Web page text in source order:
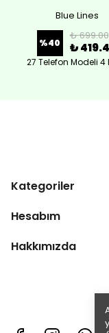
Blue Lines
%40
₺ 699.00
₺
27 Telefon Modeli 4
Kategoriler
Hesabım
Hakkımızda